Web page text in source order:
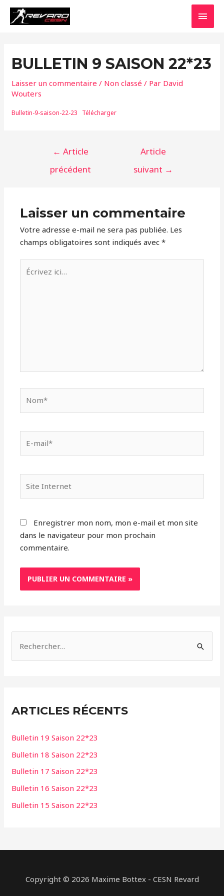
Aller
BULLETIN 9 SAISON 22*23
Laisser un commentaire / Non classé / Par David
Wouters
Bulletin-9-saison-22-23 Télécharger
Navigation
l’article
← Article
précédent
Article
suivant →
Laisser un commentaire
Votre adresse e-mail ne sera pas publiée. Les
champs obligatoires sont indiqués avec*
Écrivez
ici…
mail*
Internet
Enregistrer mon nom, mon e-mail et mon site
dans le navigateur pour mon prochain
commentaire.
r
h
e
r
:
ARTICLES RÉCENTS
Bulletin 19 Saison 22*23
Bulletin 18 Saison 22*23
Bulletin 17 Saison 22*23
Bulletin 16 Saison 22*23
Bulletin 15 Saison 22*23
Copyright © 2026 Maxime Bottex - CESN Revard